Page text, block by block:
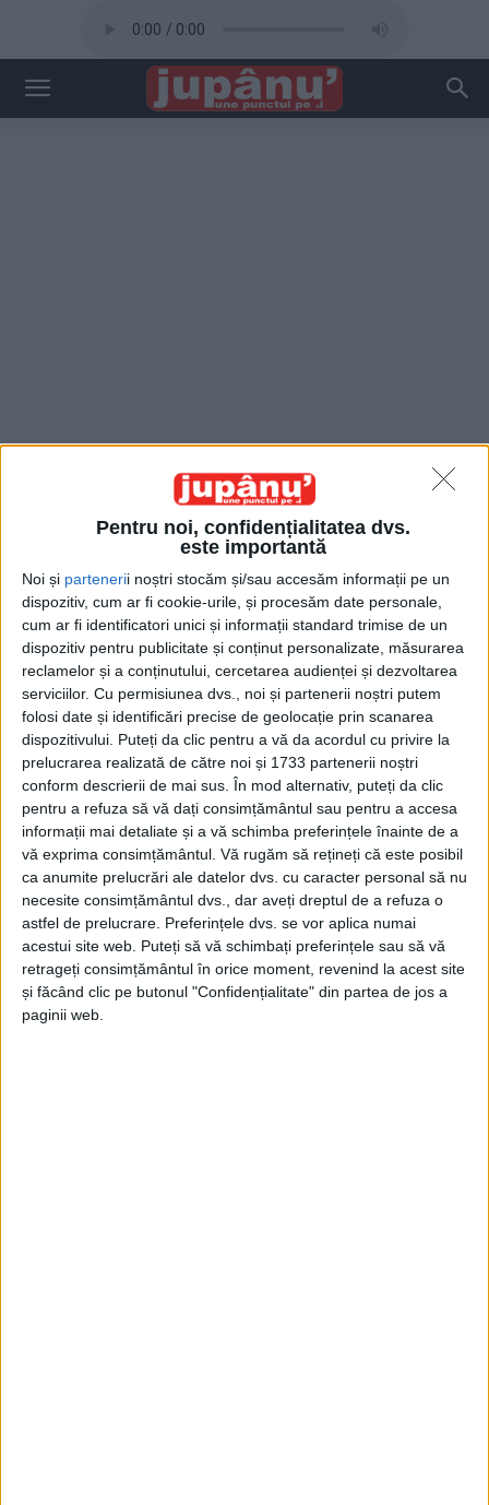
Pentru noi, confidențialitatea dvs.
este importantă
Noi și partenerii noștri stocăm și/sau accesăm informații pe un
dispozitiv, cum ar fi cookie-urile, și procesăm date personale,
cum ar fi identificatori unici și informații standard trimise de un
dispozitiv pentru publicitate și conținut personalizate, măsurarea
reclamelor și a conținutului, cercetarea audienței și dezvoltarea
serviciilor. Cu permisiunea dvs., noi și partenerii noștri putem
folosi date și identificări precise de geolocație prin scanarea
dispozitivului. Puteți da clic pentru a vă da acordul cu privire la
prelucrarea realizată de către noi și 1733 partenerii noștri
conform descrierii de mai sus. În mod alternativ, puteți da clic
pentru a refuza să vă dați consimțământul sau pentru a accesa
informații mai detaliate și a vă schimba preferințele înainte de a
vă exprima consimțământul. Vă rugăm să rețineți că este posibil
ca anumite prelucrări ale datelor dvs. cu caracter personal să nu
necesite consimțământul dvs., dar aveți dreptul de a refuza o
astfel de prelucrare. Preferințele dvs. se vor aplica numai
acestui site web. Puteți să vă schimbați preferințele sau să vă
retrageți consimțământul în orice moment, revenind la acest site
și făcând clic pe butonul "Confidențialitate" din partea de jos a
paginii web.
Acasă Etichete Regizor
Etichetă: regizor
Artist profesionist, actor amator
Jupanu - 14 octombrie 2023